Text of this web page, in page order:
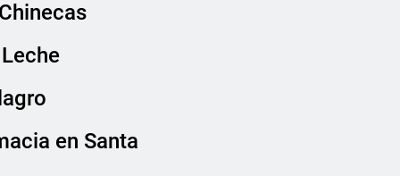
en Santa